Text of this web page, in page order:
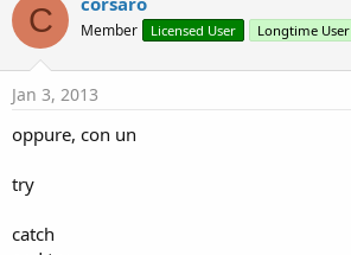
C Member Licensed User Longtime User
Jan 3, 2013
oppure, con un
try
catch